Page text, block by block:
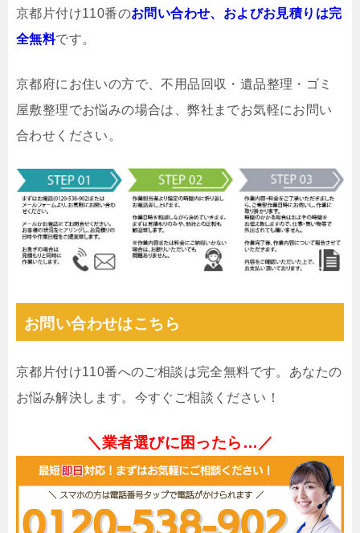
京都片付け110番のお問い合わせ、およびお見積りは完
全無料です。
京都府にお住いの方で、不用品回収・遺品整理・ゴミ
屋敷整理でお悩みの場合は、弊社までお気軽にお問い
合わせください。
お問い合わせはこちら
京都片付け110番へのご相談は完全無料です。あなたの
お悩み解決します。今すぐご相談ください！
＼業者選びに困ったら…／